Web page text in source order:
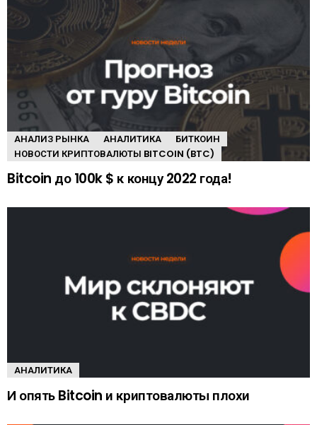
АНАЛИЗ РЫНКА АНАЛИТИКА
БИТКОИН
НОВОСТИ КРИПТОВАЛЮТЫ BITCOIN (BTC)
Bitcoin до 100k $ к концу 2022 года!
АНАЛИТИКА
И опять Bitcoin и криптовалюты плохи